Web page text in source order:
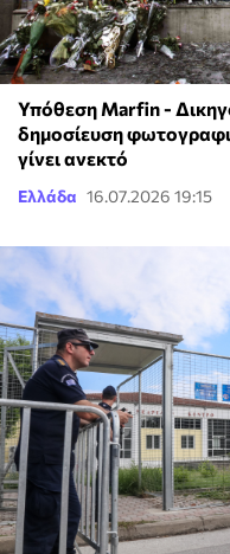
Υπόθεση Marfin -
δημοσίευση
γίνει ανεκτό
Ελλάδα 16.07.2026 19:15